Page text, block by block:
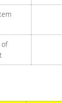
of